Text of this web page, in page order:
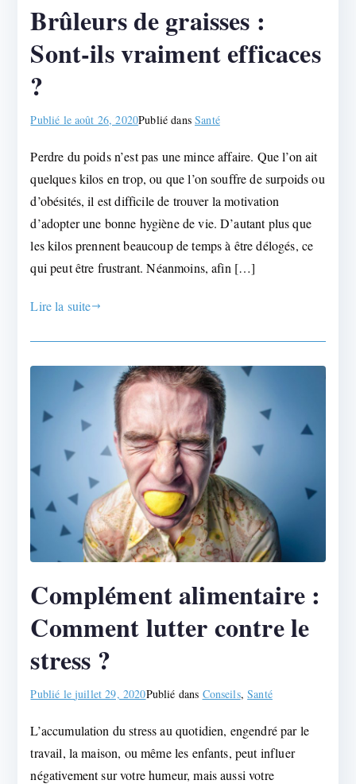
Brûleurs de graisses :
Sont-ils vraiment efficaces
?
Publié leaoût 26, 2020Publié dansSanté
Perdre du poids n’est pas une mince affaire. Que l’on ait
quelques kilos en trop, ou que l’on souffre de surpoids ou
d’obésités, il est difficile de trouver la motivation
d’adopter une bonne hygiène de vie. D’autant plus que
les kilos prennent beaucoup de temps à être délogés, ce
qui peut être frustrant. Néanmoins, afin […]
Lire la suite
Complément alimentaire :
Comment lutter contre le
stress ?
Publié lejuillet 29, 2020Publié dans Conseils,Santé
L’accumulation du stress au quotidien, engendré par le
travail, la maison, ou même les enfants, peut influer
négativement sur votre humeur, mais aussi votre